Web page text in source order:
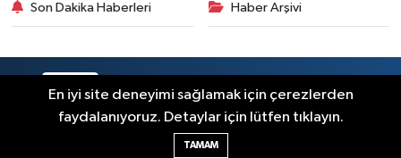
Son Dakika Haberleri Haber Arşivi
Haber Yazılımı:
En iyi site deneyimi sağlamak için çerezlerden
faydalanıyoruz. Detaylar için lütfen tıklayın.
TAMAM